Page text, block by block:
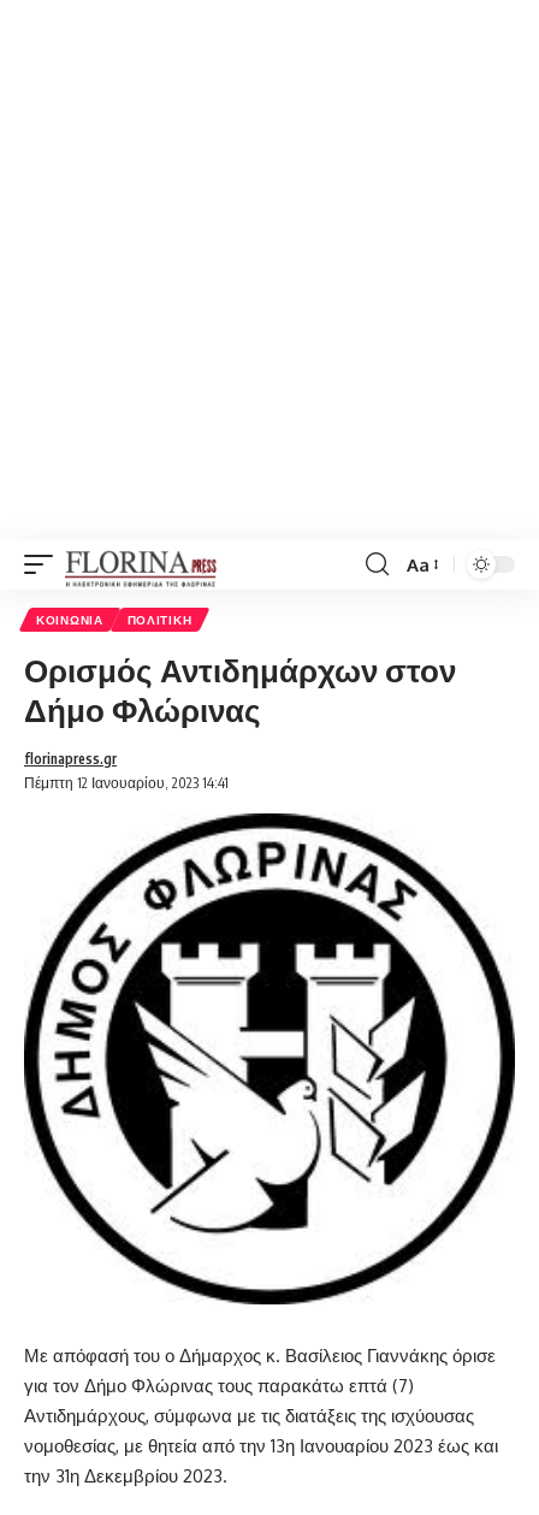
Font
Aa
ΚΟΙΝΩΝΊΑ ΠΟΛΙΤΙΚΉ
Ορισμός Αντιδημάρχων στον
Δήμο Φλώρινας
Πέμπτη 12 Ιανουαρίου, 2023 14:41
florinapress.gr
Με απόφασή του ο Δήμαρχος κ. Βασίλειος Γιαννάκης όρισε
για τον Δήμο Φλώρινας τους παρακάτω επτά (7)
Αντιδημάρχους, σύμφωνα με τις διατάξεις της ισχύουσας
νομοθεσίας, με θητεία από την 13η Ιανουαρίου 2023 έως και
την 31η Δεκεμβρίου 2023.